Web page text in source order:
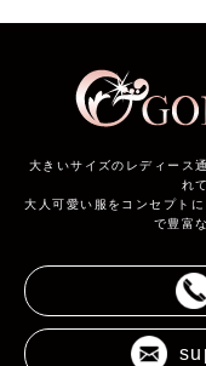
大きいサイズのレディース
れ
大人可愛い服をコンセプト
で豊富